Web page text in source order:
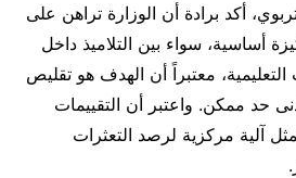
أكد برادة أن الوزارة تراهن على
أساسية، سواء بين التلاميذ داخل
معتبراً أن الهدف هو تقليص
حد ممكن. واعتبر أن التقييمات
آلية مركزية لرصد التعثرات